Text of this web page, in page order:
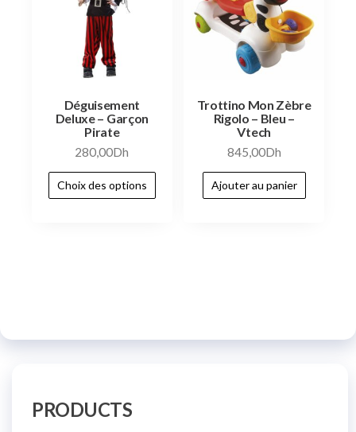
Déguisement
Deluxe – Garçon
Pirate
280,00Dh
Choix des options
Trottino Mon Zèbre
Rigolo – Bleu –
Vtech
845,00Dh
Ajouter au panier
PRODUCTS